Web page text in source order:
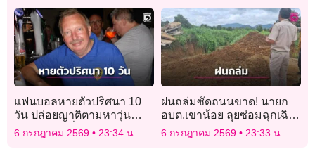
แฟนบอลหายตัวปริศนา 10
วัน ปล่อยญาติตามหาวุ่น
ขณะเจ้าตัวนั่งเชียร์บอลโลก
สบายใจเฉิบ
6 กรกฎาคม 2569 23:34 น.
ฝนถล่มซัดถนนขาด! นายก
อบต.เขาน้อย ลุยซ่อมฉุกเฉิน
ชาวบ้านคาใจถนนส่อไม่ได้
มาตรฐาน
6 กรกฎาคม 2569 23:33 น.